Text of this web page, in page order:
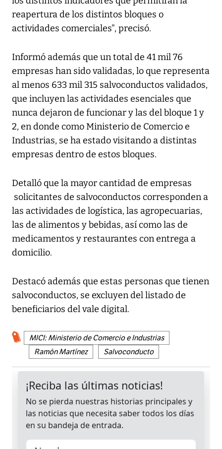
reapertura de los distintos bloques o
actividades comerciales", precisó.
Informó además que un total de 41 mil 76
empresas han sido validadas, lo que representa
al menos 633 mil 315 salvoconductos validados,
que incluyen las actividades esenciales que
nunca dejaron de funcionar y las del bloque 1 y
2, en donde como Ministerio de Comercio e
Industrias, se ha estado visitando a distintas
empresas dentro de estos bloques.
Detalló que la mayor cantidad de empresas
solicitantes de salvoconductos corresponden a
las actividades de logística, las agropecuarias,
las de alimentos y bebidas, así como las de
medicamentos y restaurantes con entrega a
domicilio.
Destacó además que estas personas que tienen
salvoconductos, se excluyen del listado de
beneficiarios del vale digital.
MICI: Ministerio de Comercio e Industrias
Ramón Martínez
Salvoconducto